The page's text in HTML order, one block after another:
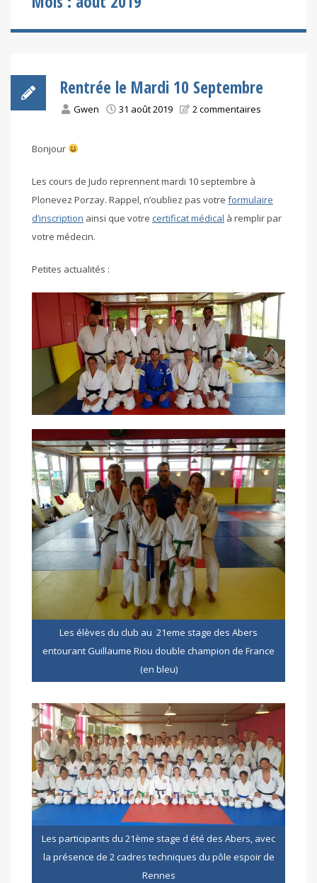
Rentrée le Mardi 10 Septembre
Gwen 31 août 2019 2 commentaires
Bonjour
Les cours de Judo reprennent mardi 10 septembre à
Plonevez Porzay. Rappel, n’oubliez pas votre formulaire
d’inscription ainsi que votre certificat médical à remplir par
votre médecin.
Petites actualités :
Les élèves du club au 21eme stage des Abers
entourant Guillaume Riou double champion de France
(en bleu)
Les participants du 21ème stage d été des Abers, avec
la présence de 2 cadres techniques du pôle espoir de
Rennes